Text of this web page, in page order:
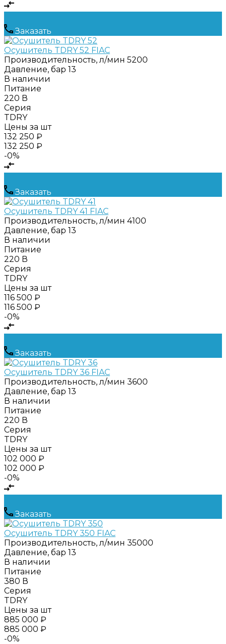
Заказать
Осушитель TDRY 52 FIAC
Производительность, л/мин 5200
Давление, бар 13
В наличии
Питание
220 В
Серия
TDRY
Цены за шт
132 250 ₽
132 250 ₽
-0%
Заказать
Осушитель TDRY 41 FIAC
Производительность, л/мин 4100
Давление, бар 13
В наличии
Питание
220 В
Серия
TDRY
Цены за шт
116 500 ₽
116 500 ₽
-0%
Заказать
Осушитель TDRY 36 FIAC
Производительность, л/мин 3600
Давление, бар 13
В наличии
Питание
220 В
Серия
TDRY
Цены за шт
102 000 ₽
102 000 ₽
-0%
Заказать
Осушитель TDRY 350 FIAC
Производительность, л/мин 35000
Давление, бар 13
В наличии
Питание
380 В
Серия
TDRY
Цены за шт
885 000 ₽
885 000 ₽
-0%